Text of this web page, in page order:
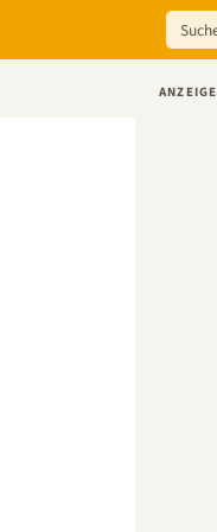
ANZEIGE